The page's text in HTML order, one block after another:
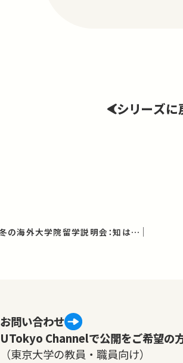
シリーズに
先輩たちが語る 2019冬の海外大学院留学説明会：知は国境を越える
お問い合わせ
UTokyo Channelで公開をご希望の
（東京大学の教員・職員向け）